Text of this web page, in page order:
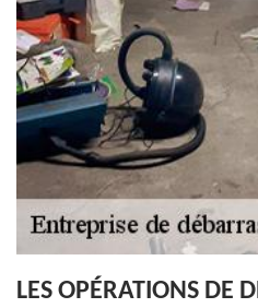
LES OPÉRATIONS DE